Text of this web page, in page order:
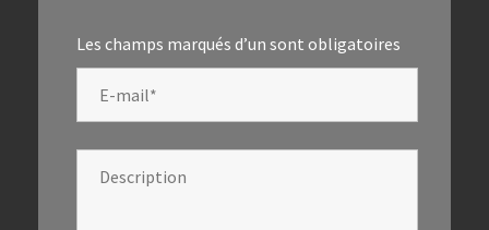
Les champs marqués d’un sont obligatoires